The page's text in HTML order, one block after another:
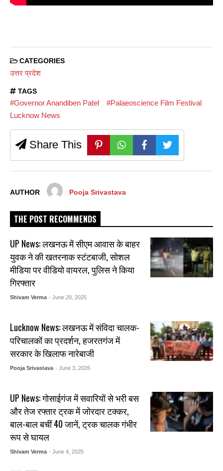
CATEGORIES
उत्तर प्रदेश
TAGS
#Governor Anandiben Patel
#Palaeoscience Film Festival
Lucknow News
Share This
AUTHOR Pooja Srivastava
THE POST RECOMMENDS
UP News: लखनऊ में सीएम आवास के बाहर
युवक ने की खतरनाक स्टंटबाजी, सोशल
मीडिया पर वीडियो वायरल, पुलिस ने किया
गिरफ्तार
Shivam Verma - June 20, 2025
Lucknow News: लखनऊ में संविदा चालक-
परिचालकों का प्रदर्शन, हजरतगंज में
सरकार के खिलाफ नारेबाजी
Pooja Srivastava - June 3, 2026
UP News: गोसाईगंज में सवारियों से भरी बस
और तेज रफ्तार ट्रक में जोरदार टक्कर,
बाल-बाल बचीं 40 जानें, ट्रक चालक गंभीर
रूप से घायल
Shivam Verma - June 4, 2025